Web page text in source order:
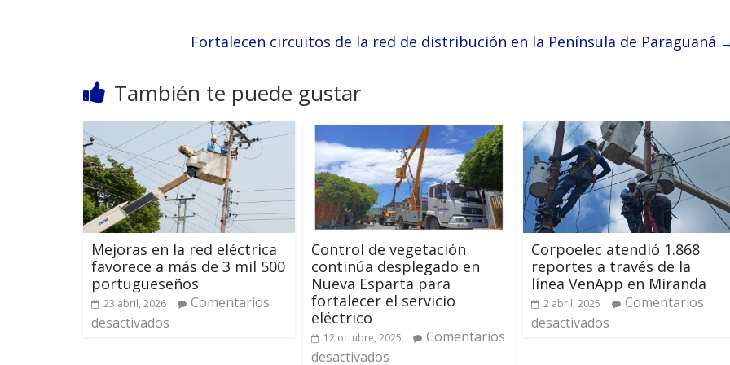
Fortalecen circuitos de la red de distribución en la Península de Paraguaná
También te puede gustar
Mejoras en la red eléctrica
favorece a más de 3 mil 500
portugueseños
23 abril, 2026
Comentarios
desactivados
Control de vegetación
continúa desplegado en
Nueva Esparta para
fortalecer el servicio
eléctrico
12 octubre, 2025
Comentarios
desactivados
Corpoelec atendió 1.868
reportes a través de la
línea VenApp en Miranda
2 abril, 2025
Comentarios
desactivados